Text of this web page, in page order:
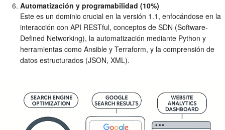
Automatización y programabilidad (10%)
Este es un dominio crucial en la versión 1.1, enfocándose en la
interacción con API RESTful, conceptos de SDN (Software-
Defined Networking), la automatización mediante Python y
herramientas como Ansible y Terraform, y la comprensión de
datos estructurados (JSON, XML).